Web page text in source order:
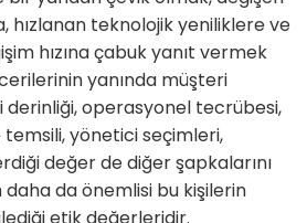
hızlanan teknolojik yeniliklere ve
hızına çabuk yanıt vermek
yanında müşteri
derinliği, operasyonel tecrübesi,
yönetici seçimleri,
değer de diğer şapkalarını
da önemlisi bu kişilerin